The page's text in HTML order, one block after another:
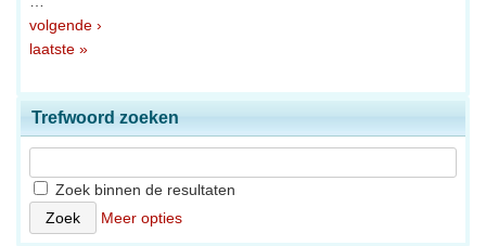
volgende ›
laatste »
Trefwoord zoeken
Zoek binnen de resultaten
Meer opties